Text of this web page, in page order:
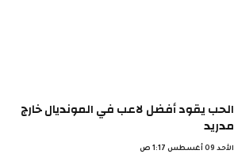
الحب يقود أفضل لاعب في المونديال خارج
مدريد
الأحد 09 أغسطس 1:17 ص